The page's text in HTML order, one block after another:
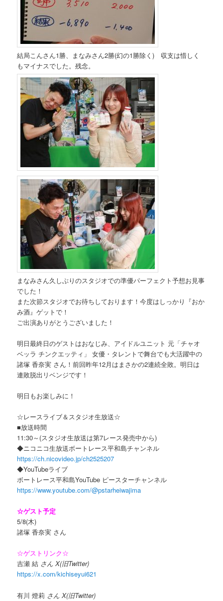
結局こんさん1勝、まなみさん2勝(幻の1勝除く) 収支は惜しく
もマイナスでした。残念。
まなみさん久しぶりのスタジオでの準優パーフェクト予想お見事
でした！
また次節スタジオでお待ちしております！今度はしっかり『おか
み酒』ゲットで！
ご出演ありがとうございました！
明日最終日のゲストはおなじみ、アイドルユニット 元「チャオ
ベッラ チンクエッティ」 女優・タレントで舞台でも大活躍中の
諸塚 香奈実 さん！前回昨年12月はまさかの2連続全敗。明日は
連敗脱出リベンジです！
明日もお楽しみに！
☆レースライブ＆スタジオ生放送☆
■放送時間
11:30～(スタジオ生放送は第7レース発売中から)
◆ニコニコ生放送ボートレース平和島チャンネル
https://ch.nicovideo.jp/ch2525207
◆YouTubeライブ
ボートレース平和島YouTube ピースターチャンネル
https://www.youtube.com/@pstarheiwajima
☆ゲスト予定
5/8(木)
諸塚 香奈実 さん
☆ゲストリンク☆
吉瀬 結 さん X(旧Twitter)
https://x.com/kichiseyui621
有川 燈莉 さん X(旧Twitter)